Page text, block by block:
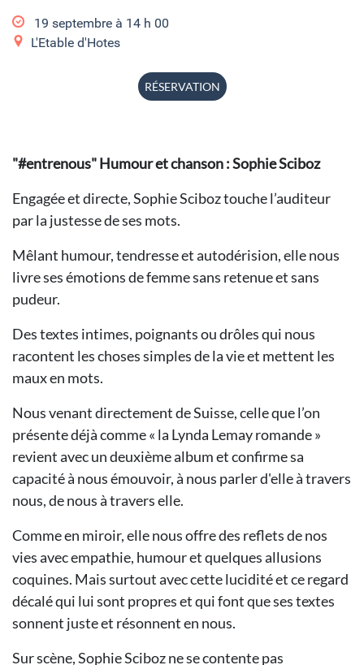
19 septembre à 14 h 00
L'Etable d'Hotes
RÉSERVATION
"#entrenous" Humour et chanson : Sophie Sciboz
Engagée et directe, Sophie Sciboz touche l’auditeur
par la justesse de ses mots.
Mêlant humour, tendresse et autodérision, elle nous
livre ses émotions de femme sans retenue et sans
pudeur.
Des textes intimes, poignants ou drôles qui nous
racontent les choses simples de la vie et mettent les
maux en mots.
Nous venant directement de Suisse, celle que l’on
présente déjà comme « la Lynda Lemay romande »
revient avec un deuxième album et confirme sa
capacité à nous émouvoir, à nous parler d'elle à travers
nous, de nous à travers elle.
Comme en miroir, elle nous offre des reflets de nos
vies avec empathie, humour et quelques allusions
coquines. Mais surtout avec cette lucidité et ce regard
décalé qui lui sont propres et qui font que ses textes
sonnent juste et résonnent en nous.
Sur scène, Sophie Sciboz ne se contente pas